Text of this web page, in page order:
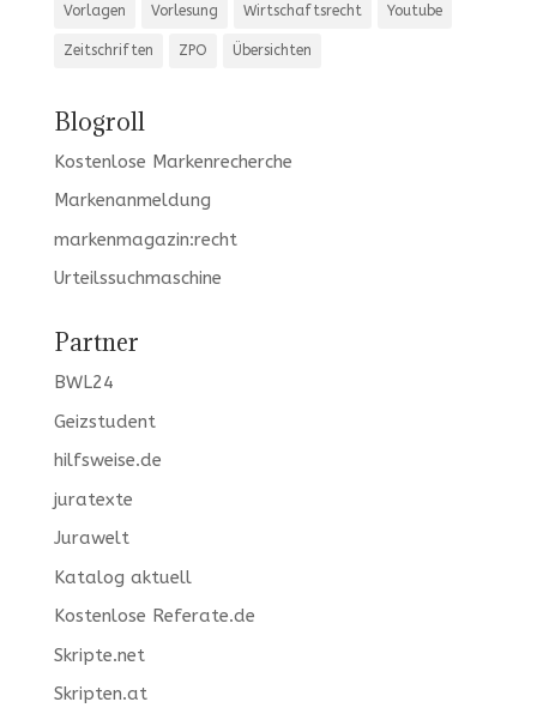
Vorlagen Vorlesung Wirtschaftsrecht Youtube
Zeitschriften ZPO Übersichten
Blogroll
Kostenlose Markenrecherche
Markenanmeldung
markenmagazin:recht
Urteilssuchmaschine
Partner
BWL24
Geizstudent
hilfsweise.de
juratexte
Jurawelt
Katalog aktuell
Kostenlose Referate.de
Skripte.net
Skripten.at